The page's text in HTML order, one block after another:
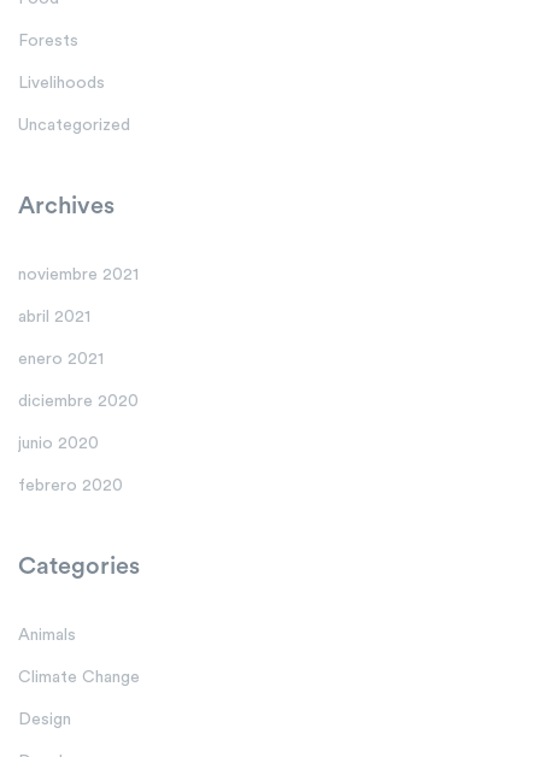
Forests
Livelihoods
Uncategorized
Archives
noviembre 2021
abril 2021
enero 2021
diciembre 2020
junio 2020
febrero 2020
Categories
Animals
Climate Change
Design